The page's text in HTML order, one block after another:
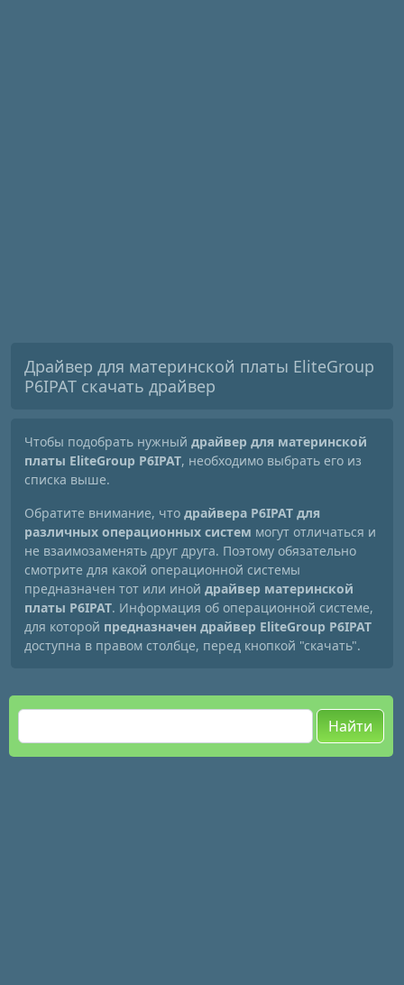
Драйвер для материнской платы EliteGroup
P6IPAT скачать драйвер
Чтобы подобрать нужный драйвер для материнской
платы EliteGroup P6IPAT, необходимо выбрать его из
списка выше.
Обратите внимание, что драйвера P6IPAT для
различных операционных систем могут отличаться и
не взаимозаменять друг друга. Поэтому обязательно
смотрите для какой операционной системы
предназначен тот или иной драйвер материнской
платы P6IPAT. Информация об операционной системе,
для которой предназначен драйвер EliteGroup P6IPAT
доступна в правом столбце, перед кнопкой "скачать".
Найти